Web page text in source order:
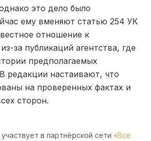
это дело было
ему вменяют статью 254 УК
отношение к
за публикаций агентства, где
предполагаемых
редакции настаивают, что
на проверенных фактах и
сторон.
в партнёрской сети «Все